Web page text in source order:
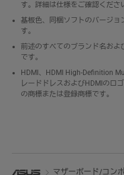
す。詳細は仕様をご確認くださ
基板色、同梱ソフトのバージョ
す。
前述のすべてのブランド名およ
です。
HDMI、HDMI High-Definition
レードドレスおよびHDMIのロ
の商標または登録商標です。
マザーボード/コン